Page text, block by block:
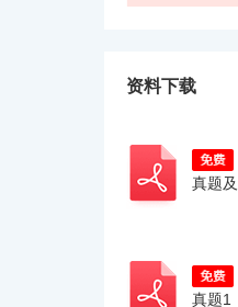
资料下载
真题
真题1